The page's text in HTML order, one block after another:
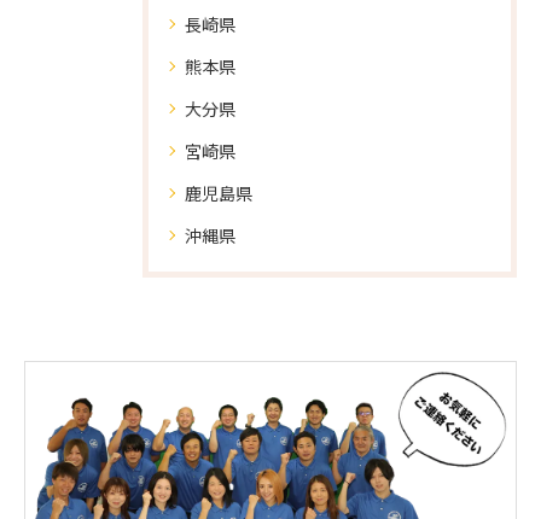
長崎県
熊本県
大分県
宮崎県
鹿児島県
沖縄県